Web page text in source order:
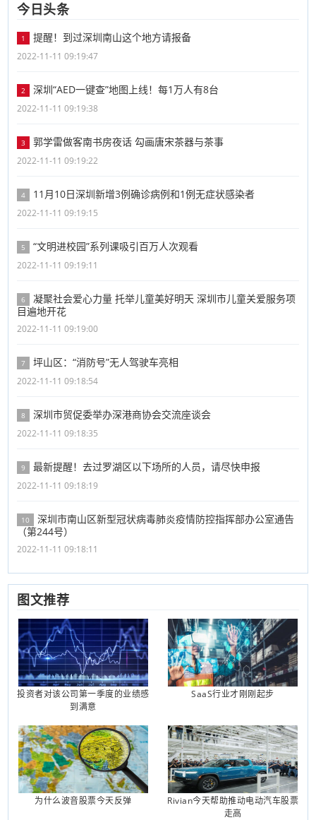
今日头条
1 提醒！到过深圳南山这个地方请报备
2022-11-11 09:19:47
2 深圳“AED一键查”地图上线！每1万人有8台
2022-11-11 09:19:38
3 郭学雷做客南书房夜话 勾画唐宋茶器与茶事
2022-11-11 09:19:22
4 11月10日深圳新增3例确诊病例和1例无症状感染者
2022-11-11 09:19:15
5 “文明进校园”系列课吸引百万人次观看
2022-11-11 09:19:11
6
凝聚社会爱心力量 托举儿童美好明天 深圳市儿童关爱服务项
目遍地开花
2022-11-11 09:19:00
7 坪山区：“消防号”无人驾驶车亮相
2022-11-11 09:18:54
8 深圳市贸促委举办深港商协会交流座谈会
2022-11-11 09:18:35
9 最新提醒！去过罗湖区以下场所的人员，请尽快申报
2022-11-11 09:18:19
10
深圳市南山区新型冠状病毒肺炎疫情防控指挥部办公室通告
（第244号）
2022-11-11 09:18:11
图文推荐
投资者对该公司第一季度的业绩感
到满意
SaaS行业才刚刚起步
为什么波音股票今天反弹
Rivian今天帮助推动电动汽车股票
走高